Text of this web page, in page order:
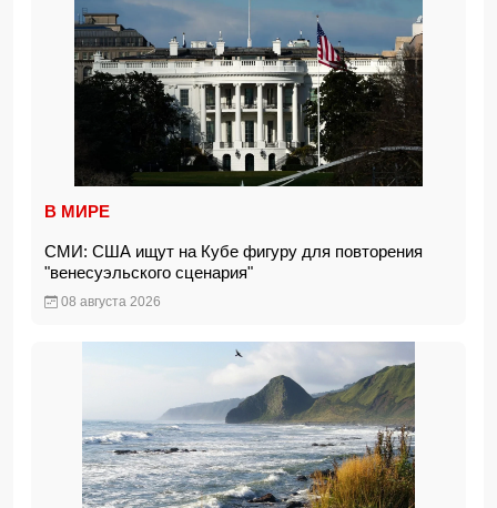
В МИРЕ
СМИ: США ищут на Кубе фигуру для повторения
"венесуэльского сценария"
08 августа 2026